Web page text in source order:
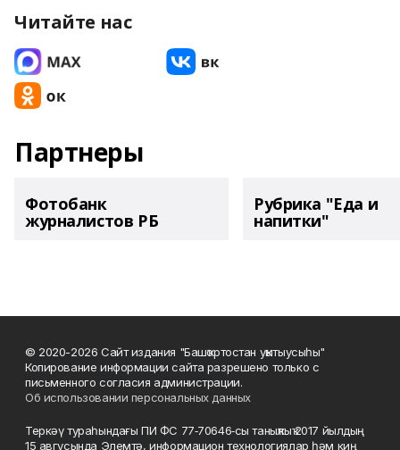
Читайте нас
Партнеры
Фотобанк
журналистов РБ
Рубрика "Еда и
напитки"
© 2020-2026 Сайт издания "Башҡортостан уҡытыусыһы"
Копирование информации сайта разрешено только с
письменного согласия администрации.
Об использовании персональных данных
Теркәү тураһындағы ПИ ФС 77‑70646‑сы таныҡлыҡ 2017 йылдың
15 авгусында Элемтә, информацион технологиялар һәм киң